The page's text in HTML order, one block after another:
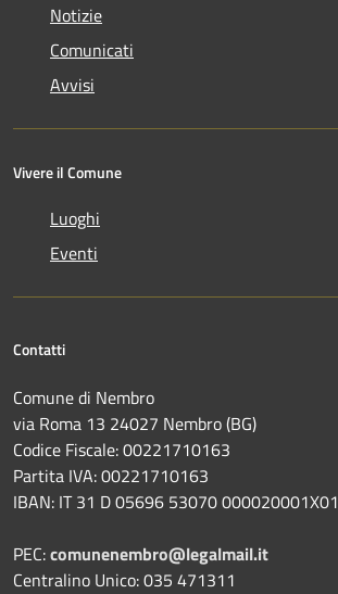
Notizie
Comunicati
Avvisi
Vivere il Comune
Luoghi
Eventi
Contatti
Comune di Nembro
via Roma 13 24027 Nembro (BG)
Codice Fiscale: 00221710163
Partita IVA: 00221710163
IBAN: IT 31 D 05696 53070 000020001X01
PEC:comunenembro@legalmail.it
Centralino Unico: 035 471311